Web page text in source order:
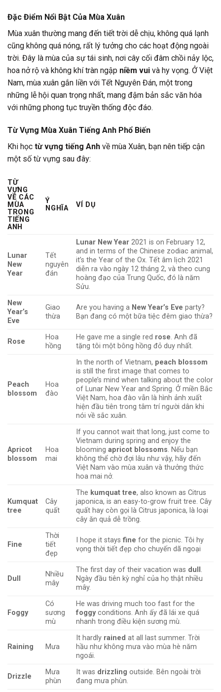
Đặc Điểm Nổi Bật Của Mùa Xuân
Mùa xuân thường mang đến tiết trời dễ chịu, không quá lạnh
cũng không quá nóng, rất lý tưởng cho các hoạt động ngoài
trời. Đây là mùa của sự tái sinh, nơi cây cối đâm chồi nảy lộc,
hoa nở rộ và không khí tràn ngập niềm vui và hy vọng. Ở Việt
Nam, mùa xuân gắn liền với Tết Nguyên Đán, một trong
những lễ hội quan trọng nhất, mang đậm bản sắc văn hóa
với những phong tục truyền thống độc đáo.
Từ Vựng Mùa Xuân Tiếng Anh Phổ Biến
Khi học từ vựng tiếng Anh về mùa Xuân, bạn nên tiếp cận
một số từ vựng sau đây:
TỪ
VỰNG
VỀ CÁC
MÙA
TRONG
TIẾNG
ANH
Ý
NGHĨA
VÍ DỤ
Lunar
New
Year
Tết
nguyên
đán
Lunar New Year 2021 is on February 12,
and in terms of the Chinese zodiac animal,
it’s the Year of the Ox. Tết âm lịch 2021
diễn ra vào ngày 12 tháng 2, và theo cung
hoàng đạo của Trung Quốc, đó là năm
Sửu.
New
Year’s
Eve
Giao
thừa
Are you having a New Year’s Eve party?
Bạn đang có một bữa tiệc đêm giao thừa?
Rose
Hoa
hồng
He gave me a single red rose. Anh đã
tặng tôi một bông hồng đỏ duy nhất.
Peach
blossom
Hoa
đào
In the north of Vietnam, peach blossom
is still the first image that comes to
people’s mind when talking about the color
of Lunar New Year and Spring. Ở miền Bắc
Việt Nam, hoa đào vẫn là hình ảnh xuất
hiện đầu tiên trong tâm trí người dân khi
nói về sắc xuân.
Apricot
blossom
Hoa
mai
If you cannot wait that long, just come to
Vietnam during spring and enjoy the
bloomingapricot blossoms. Nếu bạn
không thể chờ đợi lâu như vậy, hãy đến
Việt Nam vào mùa xuân và thưởng thức
hoa mai nở.
Kumquat
tree
Cây
quất
The kumquat tree, also known as Citrus
japonica, is an easy-to-grow fruit tree. Cây
quất hay còn gọi là Citrus japonica, là loại
cây ăn quả dễ trồng.
Fine
Thời
tiết
đẹp
I hope it staysfine for the picnic. Tôi hy
vọng thời tiết đẹp cho chuyến dã ngoại
Dull
Nhiều
mây
The first day of their vacation was dull .
Ngày đầu tiên kỳ nghỉ của họ thật nhiều
mây.
Foggy
Có
sương
mù
He was driving much too fast for the
foggyconditions. Anh ấy đã lái xe quá
nhanh trong điều kiện sương mù.
Raining Mưa
It hardly rained at all last summer. Trời
hầu như không mưa vào mùa hè năm
ngoái.
Drizzle
Mưa
phùn
It was drizzling outside. Bên ngoài trời
đang mưa phùn.